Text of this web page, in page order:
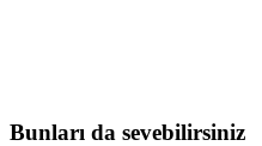
Bunları da sevebilirsiniz